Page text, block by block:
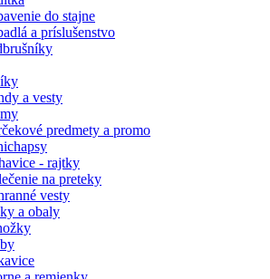
do stajne
a príslušenstvo
a vesty
predmety a promo
- rajtky
na preteky
vesty
a obaly